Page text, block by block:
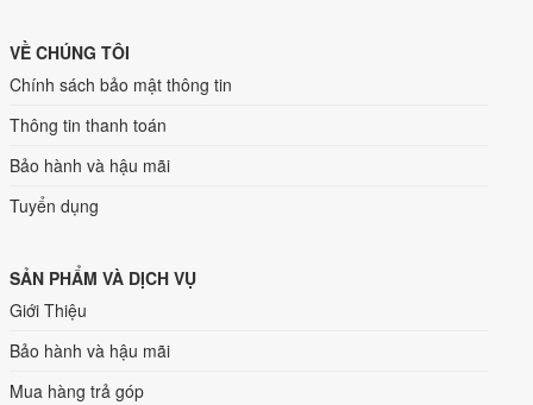
VỀ CHÚNG TÔI
Chính sách bảo mật thông tin
Thông tin thanh toán
Bảo hành và hậu mãi
Tuyển dụng
SẢN PHẨM VÀ DỊCH VỤ
Giới Thiệu
Bảo hành và hậu mãi
Mua hàng trả góp